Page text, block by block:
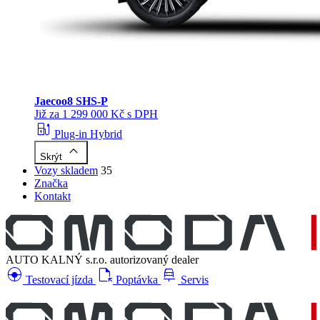
Jaecoo8 SHS-P
Již za 1 299 000 Kč s DPH
ev_station Plug-in Hybrid
Skrýt keyboard_arrow_up
Vozy skladem 35
Značka
Kontakt
AUTO KALNÝ s.r.o. autorizovaný dealer
search_hands_free Testovací jízda file_open Poptávka car_repair Servis